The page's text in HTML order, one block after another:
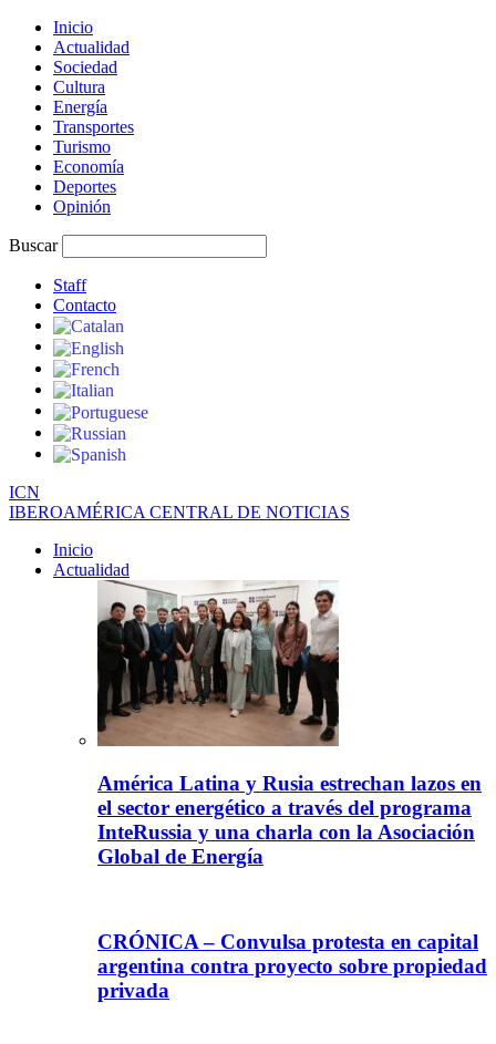
Inicio
Actualidad
Sociedad
Cultura
Energía
Transportes
Turismo
Economía
Deportes
Opinión
Buscar
Staff
Contacto
ICN
IBEROAMÉRICA CENTRAL DE NOTICIAS
Inicio
Actualidad
América Latina y Rusia estrechan lazos en
el sector energético a través del programa
InteRussia y una charla con la Asociación
Global de Energía
CRÓNICA – Convulsa protesta en capital
argentina contra proyecto sobre propiedad
privada